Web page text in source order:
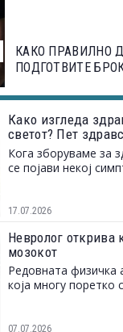
КАКО ПРАВИЛНО
ПОДГОТВИТЕ
Како изгледа
светот? Пет
усвоиме
Кога зборуваме за
се појави некој
17.07.2026
Невролог открива
мозокот
Редовната физичка
која многу поретко
07.07.2026